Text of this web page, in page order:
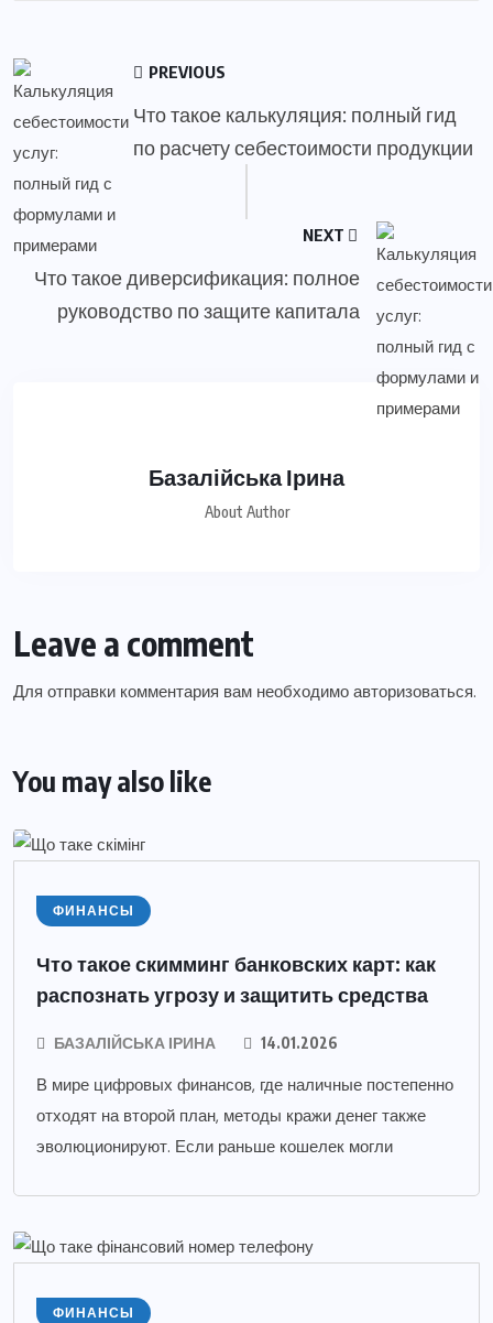
PREVIOUS
Что такое калькуляция: полный гид
по расчету себестоимости продукции
NEXT
Что такое диверсификация: полное
руководство по защите капитала
Базалійська Ірина
About Author
Leave a comment
Для отправки комментария вам необходимо авторизоваться.
You may also like
ФИНАНСЫ
Что такое скимминг банковских карт: как
распознать угрозу и защитить средства
БАЗАЛІЙСЬКА ІРИНА 14.01.2026
В мире цифровых финансов, где наличные постепенно
отходят на второй план, методы кражи денег также
эволюционируют. Если раньше кошелек могли
ФИНАНСЫ